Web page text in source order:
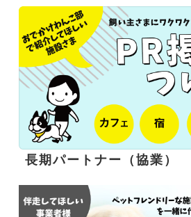
長期パートナー（協業）